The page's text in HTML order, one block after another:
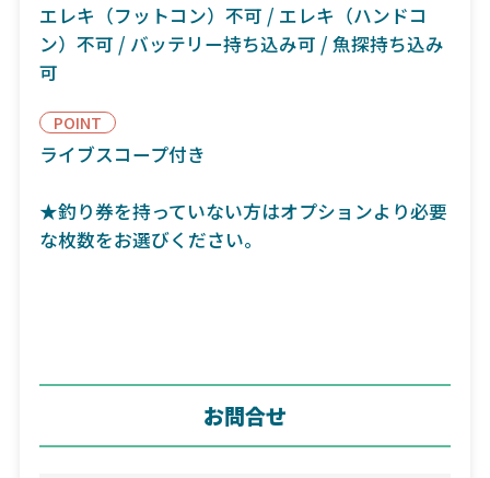
エレキ（フットコン）不可 / エレキ（ハンドコ
ン）不可 / バッテリー持ち込み可 / 魚探持ち込み
可
POINT
ライブスコープ付き
★釣り券を持っていない方はオプションより必要
な枚数をお選びください。
お問合せ